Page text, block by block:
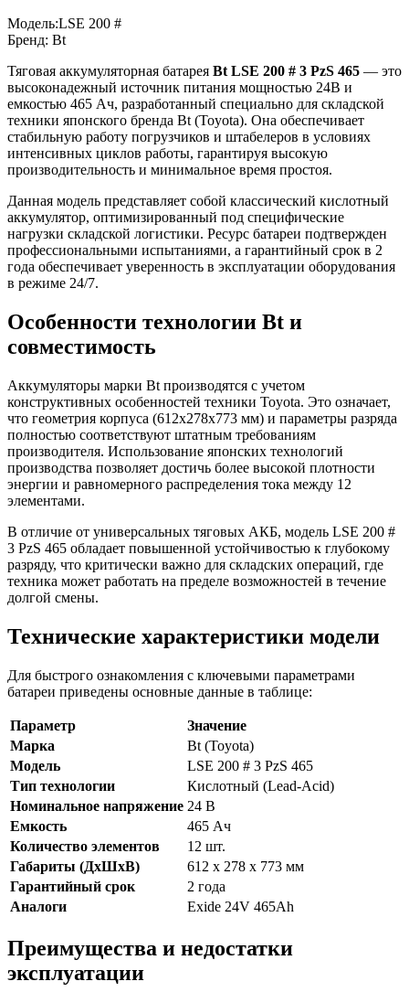
Модель:LSE 200 #
Бренд: Bt
Тяговая аккумуляторная батарея Bt LSE 200 # 3 PzS 465 — это
высоконадежный источник питания мощностью 24В и
емкостью 465 Ач, разработанный специально для складской
техники японского бренда Bt (Toyota). Она обеспечивает
стабильную работу погрузчиков и штабелеров в условиях
интенсивных циклов работы, гарантируя высокую
производительность и минимальное время простоя.
Данная модель представляет собой классический кислотный
аккумулятор, оптимизированный под специфические
нагрузки складской логистики. Ресурс батареи подтвержден
профессиональными испытаниями, а гарантийный срок в 2
года обеспечивает уверенность в эксплуатации оборудования
в режиме 24/7.
Особенности технологии Bt и
совместимость
Аккумуляторы марки Bt производятся с учетом
конструктивных особенностей техники Toyota. Это означает,
что геометрия корпуса (612x278x773 мм) и параметры разряда
полностью соответствуют штатным требованиям
производителя. Использование японских технологий
производства позволяет достичь более высокой плотности
энергии и равномерного распределения тока между 12
элементами.
В отличие от универсальных тяговых АКБ, модель LSE 200 #
3 PzS 465 обладает повышенной устойчивостью к глубокому
разряду, что критически важно для складских операций, где
техника может работать на пределе возможностей в течение
долгой смены.
Технические характеристики модели
Для быстрого ознакомления с ключевыми параметрами
батареи приведены основные данные в таблице:
Параметр
Значение
Марка
Bt (Toyota)
Модель
LSE 200 # 3 PzS 465
Тип технологии
Кислотный (Lead-Acid)
Номинальное напряжение 24 В
Емкость
465 Ач
Количество элементов
12 шт.
Габариты (ДхШхВ)
612 x 278 x 773 мм
Гарантийный срок
2 года
Аналоги
Exide 24V 465Ah
Преимущества и недостатки
эксплуатации